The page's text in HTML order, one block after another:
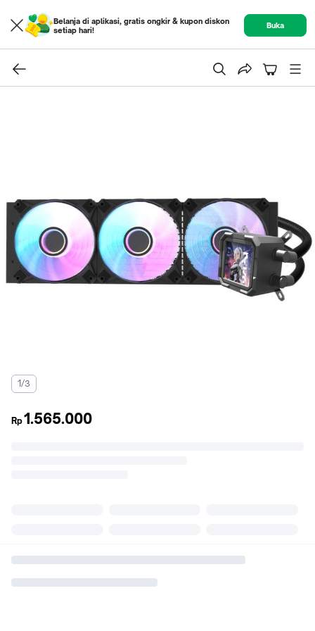
Belanja di aplikasi, gratis ongkir & kupon diskon
setiap hari!
Buka
1/3
Rp1.565.000